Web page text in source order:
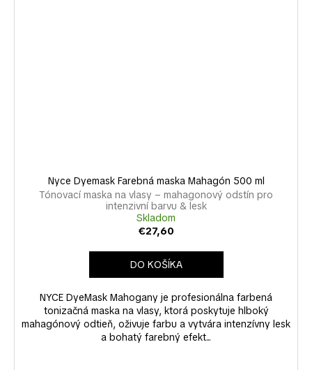
Nyce Dyemask Farebná maska Mahagón 500 ml
Tónovací maska na vlasy – mahagonový odstín pro
intenzivní barvu & lesk
Skladom
€27,60
DO KOŠÍKA
NYCE DyeMask Mahogany je profesionálna farbená
tonizačná maska na vlasy, ktorá poskytuje hlboký
mahagónový odtieň, oživuje farbu a vytvára intenzívny lesk
a bohatý farebný efekt...